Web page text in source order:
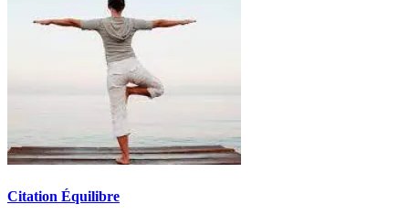
Citation Équilibre